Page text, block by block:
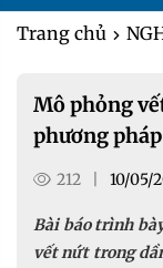
Trang chủ
Mô phỏng
phương
212 10/05/
Bài báo trình
vết nứt trong